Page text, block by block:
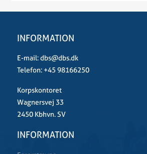
INFORMATION
E-mail:dbs@dbs.dk
Telefon: +45 98166250
Korpskontoret
Wagnersvej 33
2450 Kbhvn. SV
INFORMATION